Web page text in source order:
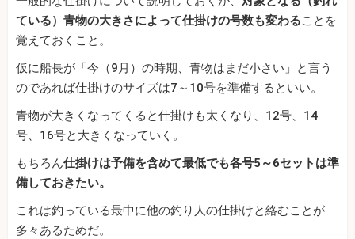
ている）青物の大きさによって仕掛けの号数も変わることを
覚えておくこと。
仮に船長が「今（9月）の時期、青物はまだ小さい」と言う
のであれば仕掛けのサイズは7～10号を準備するといい。
青物が大きくなってくると仕掛けも太くなり、12号、14
号、16号と大きくなっていく。
もちろん仕掛けは予備を含めて最低でも各号5～6セットは準
備しておきたい。
これは釣っている最中に他の釣り人の仕掛けと絡むことが
多々あるためだ。